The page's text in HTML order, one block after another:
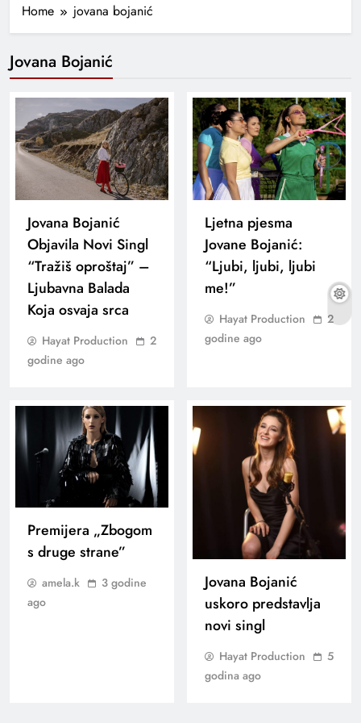
Home jovana bojanić
Jovana Bojanić
Jovana Bojanić
Objavila Novi Singl
“Tražiš oproštaj” –
Ljubavna Balada
Koja osvaja srca
Hayat Production
2
godine ago
Ljetna pjesma
Jovane Bojanić:
“Ljubi, ljubi, ljubi
me!”
Hayat Production
2
godine ago
Premijera „Zbogom
s druge strane”
amela.k
3 godine
ago
Jovana Bojanić
uskoro predstavlja
novi singl
Hayat Production
5
godina ago